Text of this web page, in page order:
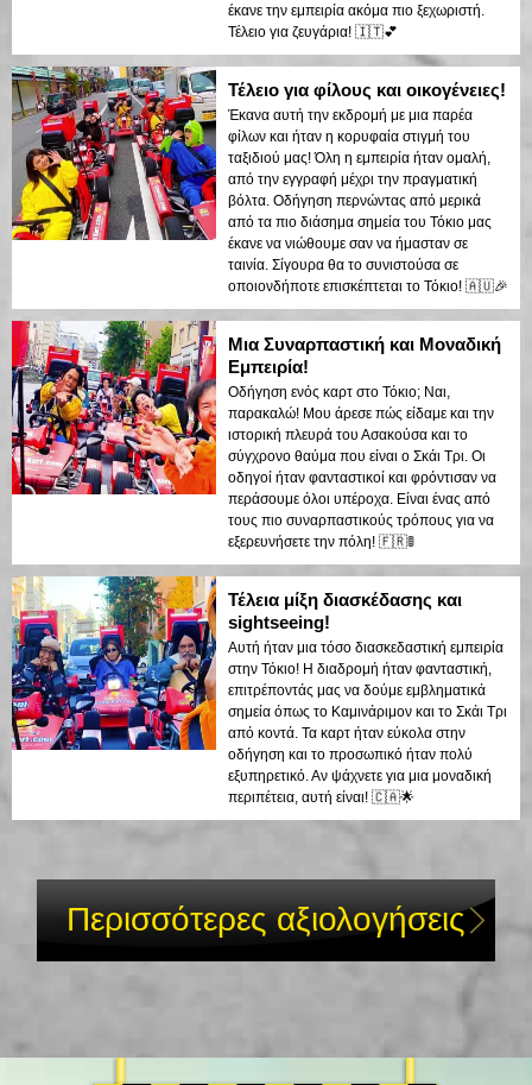
έκανε την εμπειρία ακόμα πιο ξεχωριστή.
Τέλειο για ζευγάρια! 🇮🇹💕
Τέλειο για φίλους και οικογένειες!
Έκανα αυτή την εκδρομή με μια παρέα
φίλων και ήταν η κορυφαία στιγμή του
ταξιδιού μας! Όλη η εμπειρία ήταν ομαλή,
από την εγγραφή μέχρι την πραγματική
βόλτα. Οδήγηση περνώντας από μερικά
από τα πιο διάσημα σημεία του Τόκιο μας
έκανε να νιώθουμε σαν να ήμασταν σε
ταινία. Σίγουρα θα το συνιστούσα σε
οποιονδήποτε επισκέπτεται το Τόκιο! 🇦🇺🎉
Μια Συναρπαστική και Μοναδική
Εμπειρία!
Οδήγηση ενός καρτ στο Τόκιο; Ναι,
παρακαλώ! Μου άρεσε πώς είδαμε και την
ιστορική πλευρά του Ασακούσα και το
σύγχρονο θαύμα που είναι ο Σκάι Τρι. Οι
οδηγοί ήταν φανταστικοί και φρόντισαν να
περάσουμε όλοι υπέροχα. Είναι ένας από
τους πιο συναρπαστικούς τρόπους για να
εξερευνήσετε την πόλη! 🇫🇷🚦
Τέλεια μίξη διασκέδασης και
sightseeing!
Αυτή ήταν μια τόσο διασκεδαστική εμπειρία
στην Τόκιο! Η διαδρομή ήταν φανταστική,
επιτρέποντάς μας να δούμε εμβληματικά
σημεία όπως το Καμινάριμον και το Σκάι Τρι
από κοντά. Τα καρτ ήταν εύκολα στην
οδήγηση και το προσωπικό ήταν πολύ
εξυπηρετικό. Αν ψάχνετε για μια μοναδική
περιπέτεια, αυτή είναι! 🇨🇦🌟
Περισσότερες αξιολογήσεις